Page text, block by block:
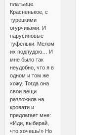
платьице.
Красненькое, с
турецкими
огурчиками. И
парусиновые
туфельки. Мелом
их подпудрю… И
мне было так
неудобно, что я в
одном и том же
хожу. Тогда она
свои вещи
разложила на
кровати и
предлагает мне:
«Иди, выбирай,
что хочешь!» Но